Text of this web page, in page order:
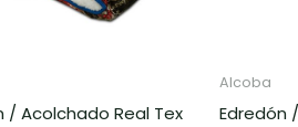
/ Acolchado Real Tex
Alcoba
Edredón